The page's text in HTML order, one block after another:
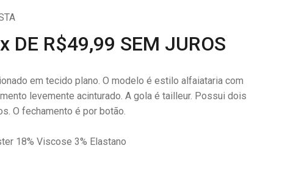
DE R$49,99 SEM JUROS
em tecido plano. O modelo é estilo alfaiataria com
levemente acinturado. A gola é tailleur. Possui dois
O fechamento é por botão.
18% Viscose 3% Elastano